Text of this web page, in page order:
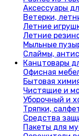
Аксессуары
Ветерки,
Летние
Летние
Мыльные
Слаймы,
Канцтовары
Офисная
Бытовая
Чистящие и
Уборочный и
Тряпки,
Средства
Пакеты для